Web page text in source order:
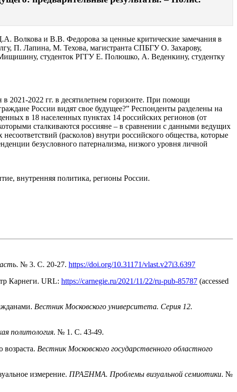
Волкова и В.В. Федорова за ценные критические замечания в
П. Лапина, М. Техова, магистранта СПБГУ О. Захарову,
студенток РГГУ Е. Полюшко, А. Веденкину, студентку
в 2021-2022 гг. в десятилетнем горизонте. При помощи
России видят свое будущее?” Респонденты разделены на
в 18 населенных пунктах 14 российских регионов (от
сталкиваются россияне – в сравнении с данными ведущих
(расколов) внутри российского общества, которые
безусловного патернализма, низкого уровня личной
внутренняя политика, регионы России.
. № 3. С. 20-27. https://doi.org/10.31171/vlast.v27i3.6397
Карнеги. URL: https://carnegie.ru/2021/11/22/ru-pub-85787 (accessed
Вестник Московского университета. Серия 12.
политология. № 1. С. 43-49.
Вестник Московского государственного областного
измерение. ΠΡΑΞΗΜΑ. Проблемы визуальной семиотики. №